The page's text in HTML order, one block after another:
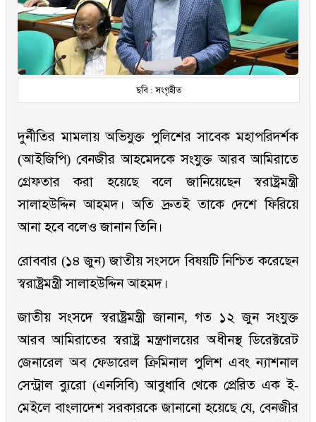
ছবি : সংগৃহীত
দুর্নীতির মামলায় অভিযুক্ত পুলিশের সাবেক মহাপরিদর্শক
(আইজিপি) বেনজীর আহমেদকে সংযুক্ত আরব আমিরাতে
গ্রেফতার করা হয়েছে বলে জানিয়েছেন স্বরাষ্ট্রমন্ত্রী
সালাহউদ্দিন আহমদ। অতি দ্রুতই তাকে দেশে ফিরিয়ে
আনা হবে বলেও জানান তিনি।
রোববার (১৪ জুন) জাতীয় সংসদে বিষয়টি নিশ্চিত করেছেন
স্বরাষ্ট্রমন্ত্রী সালাহউদ্দিন আহমদ।
জাতীয় সংসদে স্বরাষ্ট্রমন্ত্রী জানান, গত ১২ জুন সংযুক্ত
আরব আমিরাতের স্বরাষ্ট্র মন্ত্রণালয়ের অধীনস্থ ডিরেক্টরেট
জেনারেল অব ফেডারেল ক্রিমিনাল পুলিশ এবং ন্যাশনাল
সেন্ট্রাল ব্যুরো (এনসিবি) আবুধাবি থেকে প্রেরিত এক ই-
মেইলে বাংলাদেশ সরকারকে জানানো হয়েছে যে, বেনজীর